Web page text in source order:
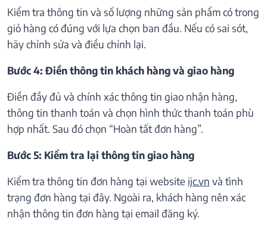
Kiểm tra thông tin và số lượng những sản phẩm có trong
giỏ hàng có đúng với lựa chọn ban đầu. Nếu có sai sót,
hãy chỉnh sửa và điều chỉnh lại.
Bước 4: Điền thông tin khách hàng và giao hàng
Điền đầy đủ và chính xác thông tin giao nhận hàng,
thông tin thanh toán và chọn hình thức thanh toán phù
hợp nhất. Sau đó chọn “Hoàn tất đơn hàng”.
Bước 5: Kiểm tra lại thông tin giao hàng
Kiểm tra thông tin đơn hàng tại website ijc.vn và tình
trạng đơn hàng tại đây. Ngoài ra, khách hàng nên xác
nhận thông tin đơn hàng tại email đăng ký.